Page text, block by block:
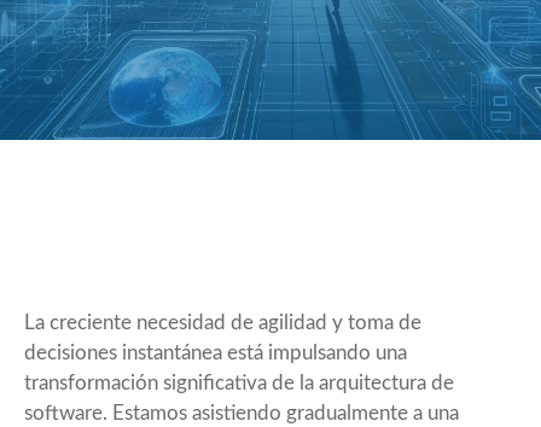
La creciente necesidad de agilidad y toma de
decisiones instantánea está impulsando una
transformación significativa de la arquitectura de
software. Estamos asistiendo gradualmente a una